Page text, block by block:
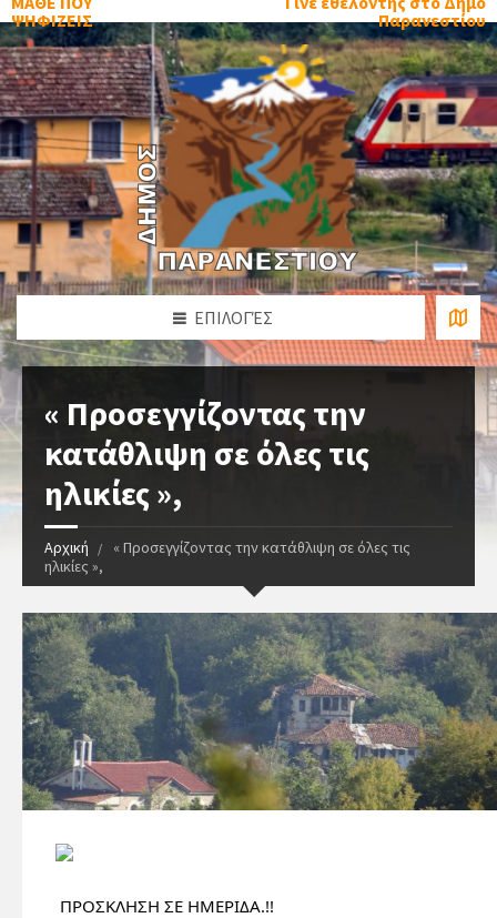
ΨΗΦΙΖΕΙΣ
Παρανεστίου
ΕΠΙΛΟΓΈΣ
« Προσεγγίζοντας την
κατάθλιψη σε όλες τις
ηλικίες »,
Αρχική
« Προσεγγίζοντας την κατάθλιψη σε όλες τις
ηλικίες »,
ΠΡΟΣΚΛΗΣΗ ΣΕ ΗΜΕΡΙΔΑ.!!